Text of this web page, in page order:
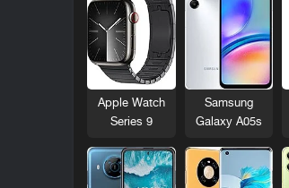
Samsung
Galaxy A05s
Apple Watch
Series 9